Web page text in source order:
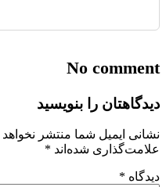
No comment
دیدگاهتان را بنویسید
نشانی ایمیل شما منتشر
علامت‌گذاری شده‌اند *
دیدگاه *